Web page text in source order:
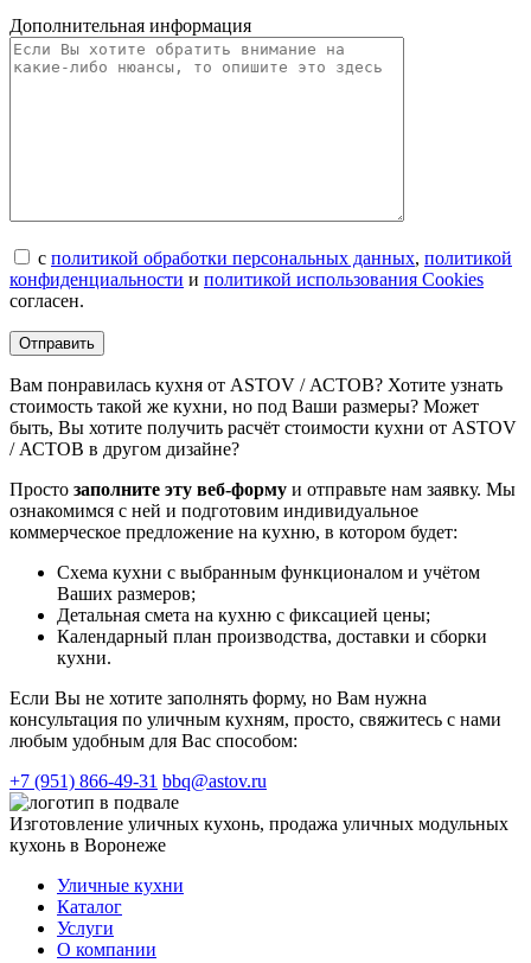
Дополнительная информация
с политикой обработки персональных данных, политикой
конфиденциальности и политикой использования Cookies
согласен.
Вам понравилась кухня от ASTOV / АСТОВ? Хотите узнать
стоимость такой же кухни, но под Ваши размеры? Может
быть, Вы хотите получить расчёт стоимости кухни от ASTOV
/ АСТОВ в другом дизайне?
Просто заполните эту веб-форму и отправьте нам заявку. Мы
ознакомимся с ней и подготовим индивидуальное
коммерческое предложение на кухню, в котором будет:
Схема кухни с выбранным функционалом и учётом
Ваших размеров;
Детальная смета на кухню с фиксацией цены;
Календарный план производства, доставки и сборки
кухни.
Если Вы не хотите заполнять форму, но Вам нужна
консультация по уличным кухням, просто, свяжитесь с нами
любым удобным для Вас способом:
+7 (951) 866-49-31 bbq@astov.ru
Изготовление уличных кухонь, продажа уличных модульных
кухонь в Воронеже
Уличные кухни
Каталог
Услуги
О компании